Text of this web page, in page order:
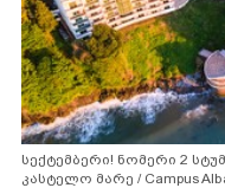
სექტემბერი! ნომერი 2
კასტელო მარე / Campus